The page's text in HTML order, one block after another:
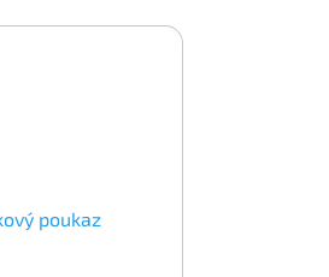
poukaz